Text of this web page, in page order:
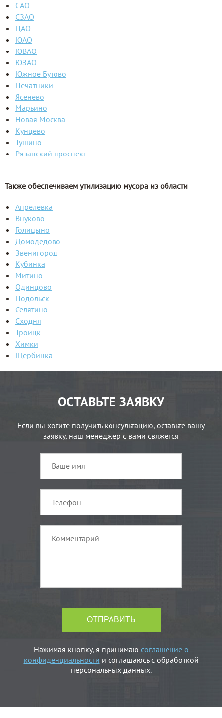
САО
СЗАО
ЦАО
ЮАО
ЮВАО
ЮЗАО
Южное Бутово
Печатники
Ясенево
Марьино
Новая Москва
Кунцево
Тушино
Рязанский проспект
Также обеспечиваем утилизацию мусора из области
Апрелевка
Внуково
Голицыно
Домодедово
Звенигород
Кубинка
Митино
Одинцово
Подольск
Селятино
Сходня
Троицк
Химки
Щербинка
ОСТАВЬТЕ ЗАЯВКУ
Если вы хотите получить консультацию, оставьте вашу
заявку, наш менеджер с вами свяжется
Нажимая кнопку, я принимаю соглашение о
конфиденциальности и соглашаюсь с обработкой
персональных данных.